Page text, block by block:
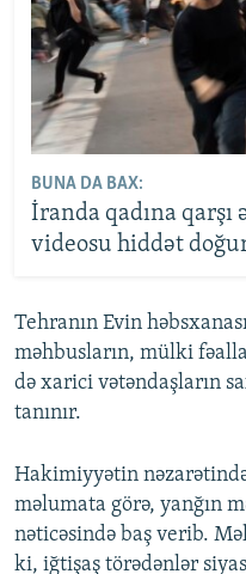
BUNA DA BAX:
İranda qadına
videosu hiddət
Tehranın Evin
məhbusların, mülki
də xarici vətəndaşların
tanınır.
Hakimiyyətin
məlumata görə, yanğın
nəticəsində baş verib.
ki, iğtişaş törədənlər